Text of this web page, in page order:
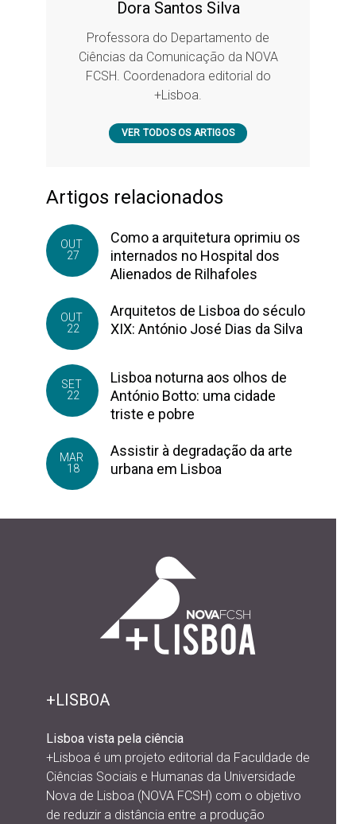
Dora Santos Silva
Professora do Departamento de
Ciências da Comunicação da NOVA
FCSH. Coordenadora editorial do
+Lisboa.
VER TODOS OS ARTIGOS
Artigos relacionados
OUT
27
Como a arquitetura oprimiu os
internados no Hospital dos
Alienados de Rilhafoles
OUT
22
Arquitetos de Lisboa do século
XIX: António José Dias da Silva
SET
22
Lisboa noturna aos olhos de
António Botto: uma cidade
triste e pobre
MAR
18
Assistir à degradação da arte
urbana em Lisboa
+LISBOA
Lisboa vista pela ciência
+Lisboa é um projeto editorial da Faculdade de
Ciências Sociais e Humanas da Universidade
Nova de Lisboa (NOVA FCSH) com o objetivo
de reduzir a distância entre a produção